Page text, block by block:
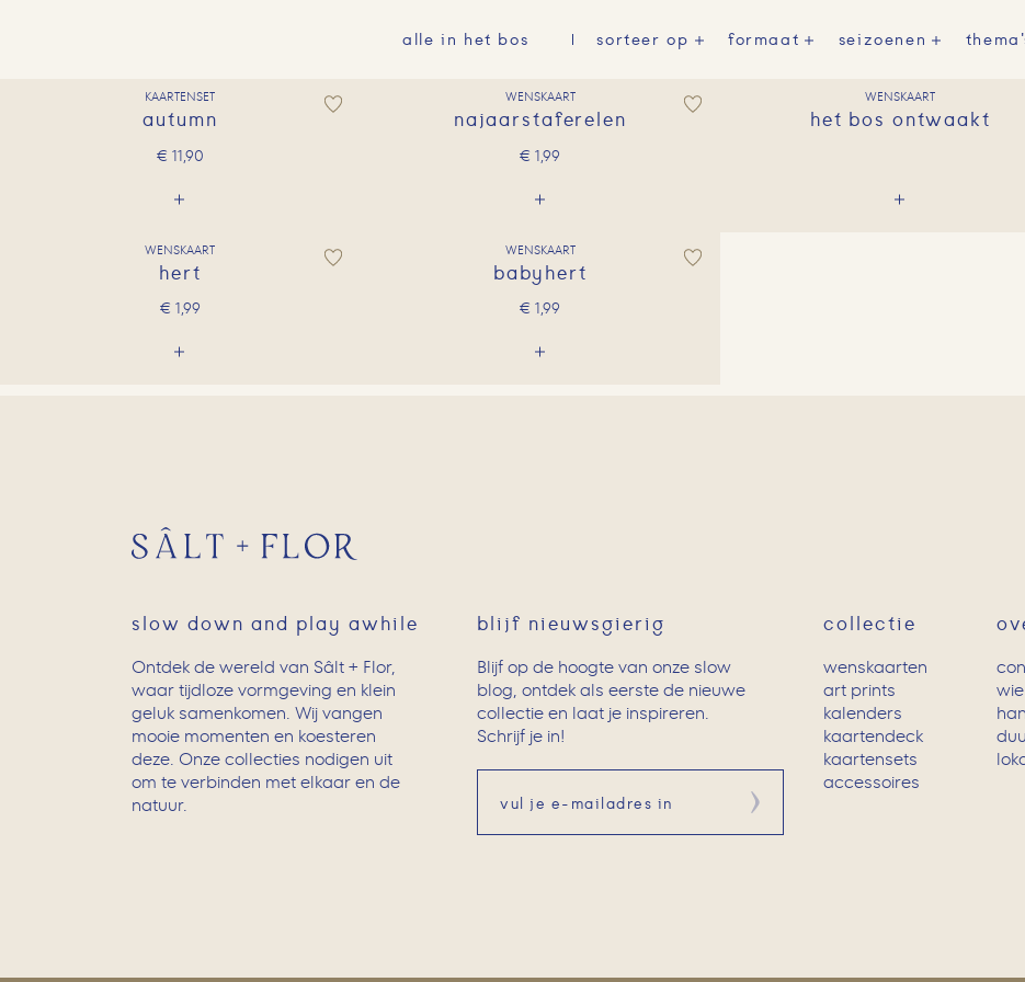
alle in het bos sorteer op formaat seizoenen
KAARTENSET
autumn
€ 11,90
WENSKAART
najaarstaferelen
€ 1,99
WENSKAART
het bos ontwaakt
WENSKAART
hert
€ 1,99
WENSKAART
babyhert
€ 1,99
slow down and play awhile
Ontdek de wereld van Sâlt + Flor,
waar tijdloze vormgeving en klein
geluk samenkomen. Wij vangen
mooie momenten en koesteren
deze. Onze collecties nodigen uit
om te verbinden met elkaar en de
natuur.
blijf nieuwsgierig
Blijf op de hoogte van onze slow
blog, ontdek als eerste de nieuwe
collectie en laat je inspireren.
Schrijf je in!
Aanmelden
collectie
wenskaarten
art prints
kalenders
kaartendeck
kaartensets
accessoires